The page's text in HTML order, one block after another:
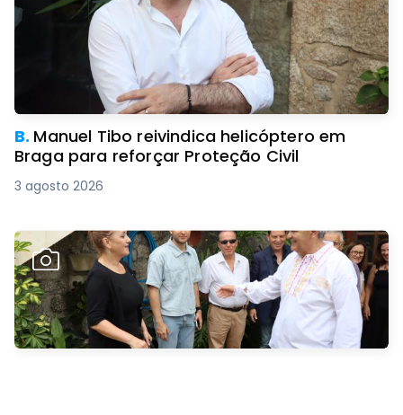
B. Manuel Tibo reivindica helicóptero em
Braga para reforçar Proteção Civil
3 agosto 2026